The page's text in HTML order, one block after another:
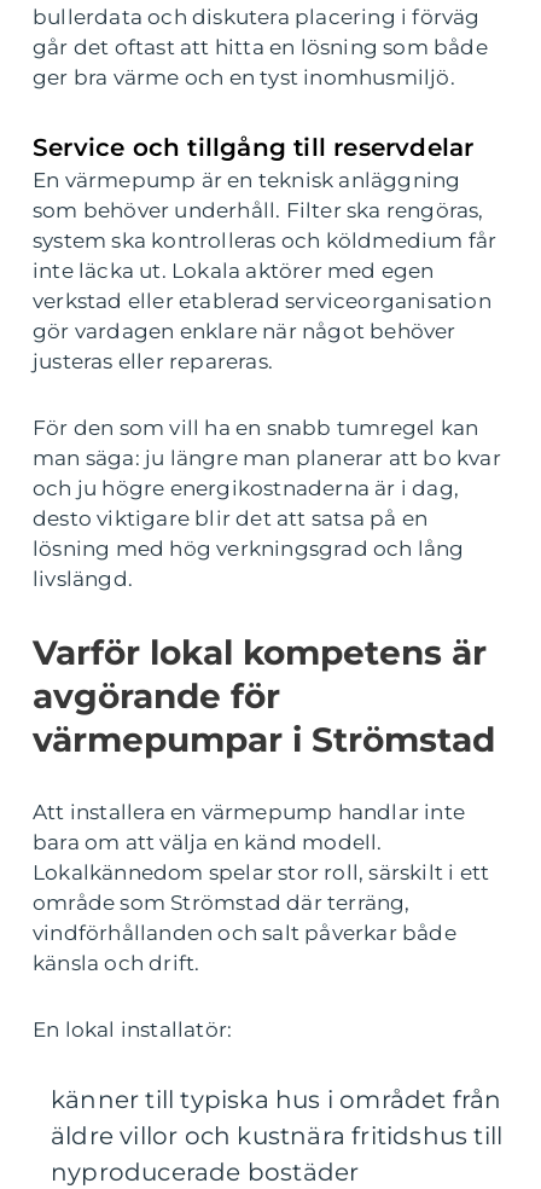
bullerdata och diskutera placering i förväg
går det oftast att hitta en lösning som både
ger bra värme och en tyst inomhusmiljö.
Service och tillgång till reservdelar
En värmepump är en teknisk anläggning
som behöver underhåll. Filter ska rengöras,
system ska kontrolleras och köldmedium får
inte läcka ut. Lokala aktörer med egen
verkstad eller etablerad serviceorganisation
gör vardagen enklare när något behöver
justeras eller repareras.
För den som vill ha en snabb tumregel kan
man säga: ju längre man planerar att bo kvar
och ju högre energikostnaderna är i dag,
desto viktigare blir det att satsa på en
lösning med hög verkningsgrad och lång
livslängd.
Varför lokal kompetens är
avgörande för
värmepumpar i Strömstad
Att installera en värmepump handlar inte
bara om att välja en känd modell.
Lokalkännedom spelar stor roll, särskilt i ett
område som Strömstad där terräng,
vindförhållanden och salt påverkar både
känsla och drift.
En lokal installatör:
känner till typiska hus i området från
äldre villor och kustnära fritidshus till
nyproducerade bostäder